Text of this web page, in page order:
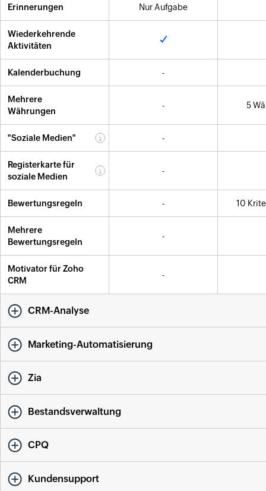
Erinnerungen Nur Aufgabe
Wiederkehrende
Aktivitäten
Kalenderbuchung -
Mehrere
Währungen
- 5
"Soziale Medien" -
Registerkarte für
soziale Medien
-
Bewertungsregeln - 10
Mehrere
Bewertungsregeln
-
Motivator für Zoho
CRM
-
CRM-Analyse
Marketing-Automatisierung
Zia
Bestandsverwaltung
CPQ
Kundensupport